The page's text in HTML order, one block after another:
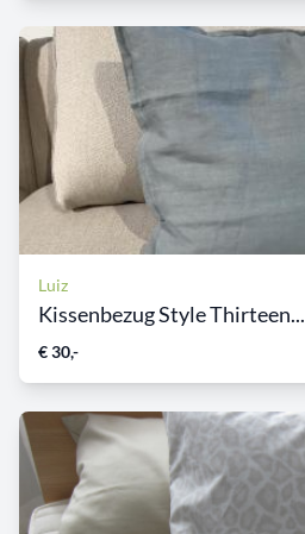
Luiz
Kissenbezug Style Thirteen...
€ 30,-